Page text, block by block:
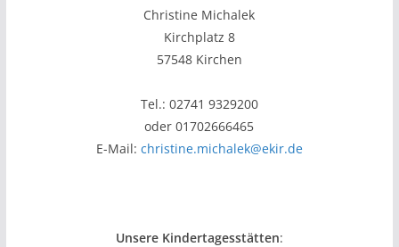
Christine Michalek
Kirchplatz 8
57548 Kirchen
Tel.: 02741 9329200
oder 01702666465
E-Mail: christine.michalek@ekir.de
Unsere Kindertagesstätten: